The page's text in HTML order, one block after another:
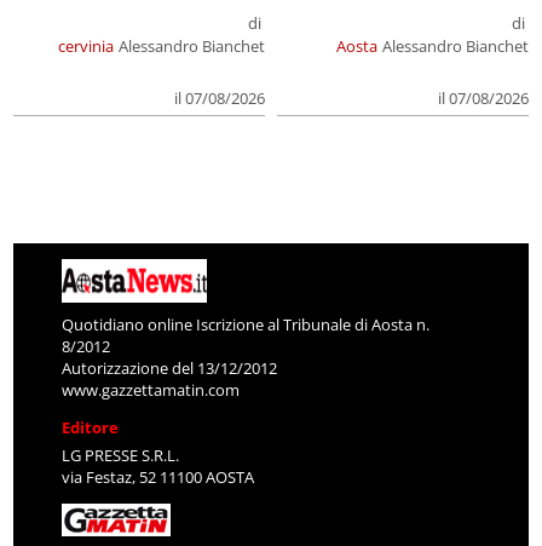
cervinia
di
Alessandro Bianchet
il 07/08/2026
Aosta
di
Alessandro Bianchet
il 07/08/2026
Quotidiano online Iscrizione al Tribunale di Aosta n.
8/2012
Autorizzazione del 13/12/2012
www.gazzettamatin.com
Editore
LG PRESSE S.R.L.
via Festaz, 52 11100 AOSTA